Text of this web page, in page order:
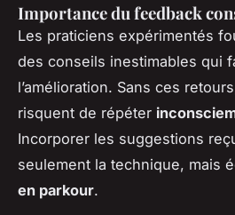
Importance du feedback
Les praticiens expérimentés
des conseils inestimables qui
l’amélioration. Sans ces
risquent de répéter
Incorporer les suggestions
seulement la technique, mais
en parkour.